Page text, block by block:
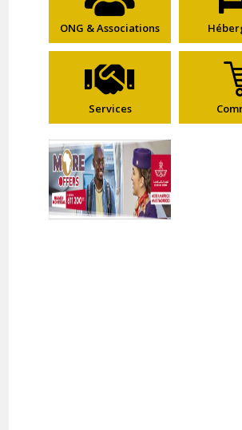
ONG & Associations
Services